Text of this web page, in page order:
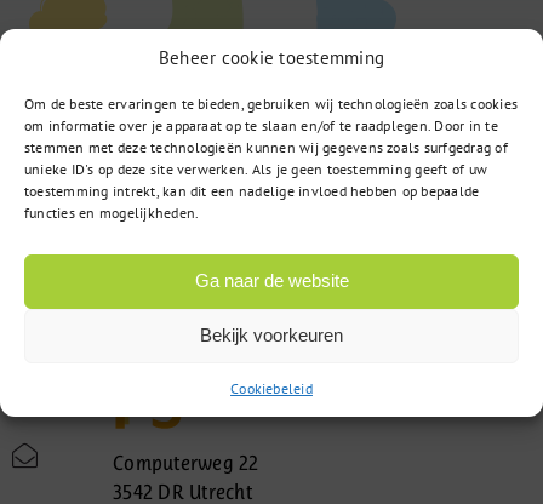
Beheer cookie toestemming
Om de beste ervaringen te bieden, gebruiken wij technologieën zoals cookies
om informatie over je apparaat op te slaan en/of te raadplegen. Door in te
stemmen met deze technologieën kunnen wij gegevens zoals surfgedrag of
unieke ID's op deze site verwerken. Als je geen toestemming geeft of uw
toestemming intrekt, kan dit een nadelige invloed hebben op bepaalde
functies en mogelijkheden.
Ga naar de website
Bekijk voorkeuren
Cookiebeleid
Computerweg 22
3542 DR Utrecht